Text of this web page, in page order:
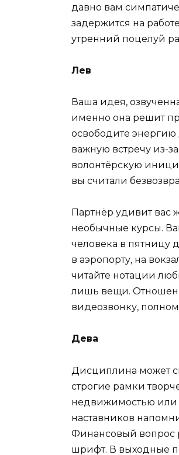
давно вам
задержится на
утренний поцелуй
Лев
Ваша идея,
именно она решит
освободите
важную встречу из-
волонтёрскую
вы считали
Партнёр удивит вас
необычные курсы.
человека в пятницу
в аэропорту, на
читайте нотации
лишь вещи.
видеозвонку,
Дева
Дисциплина может
строгие рамки
недвижимостью или
наставников
Финансовый вопрос
шрифт. В выходные